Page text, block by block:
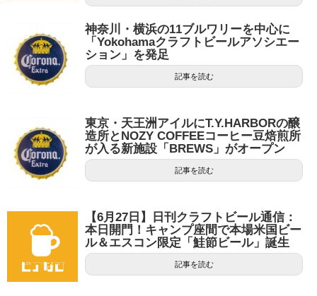
神奈川・横浜の11ブルワリーを中心に
「Yokohamaクラフトビールアソシエー
ション」を発足
記事を読む
東京・天王洲アイルにT.Y.HARBORの醸
造所とNOZY COFFEEコーヒー豆焙煎所
が入る新施設「BREWS」がオープン
記事を読む
【6月27日】日刊クラフトビール通信：
本日開門！キャンプ座間で本場米国ビー
ル＆エスコン限定「鮭節ビール」誕生
記事を読む